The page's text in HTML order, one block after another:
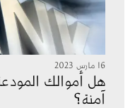
16 مارس 2023
هل أموالك
آمنة؟